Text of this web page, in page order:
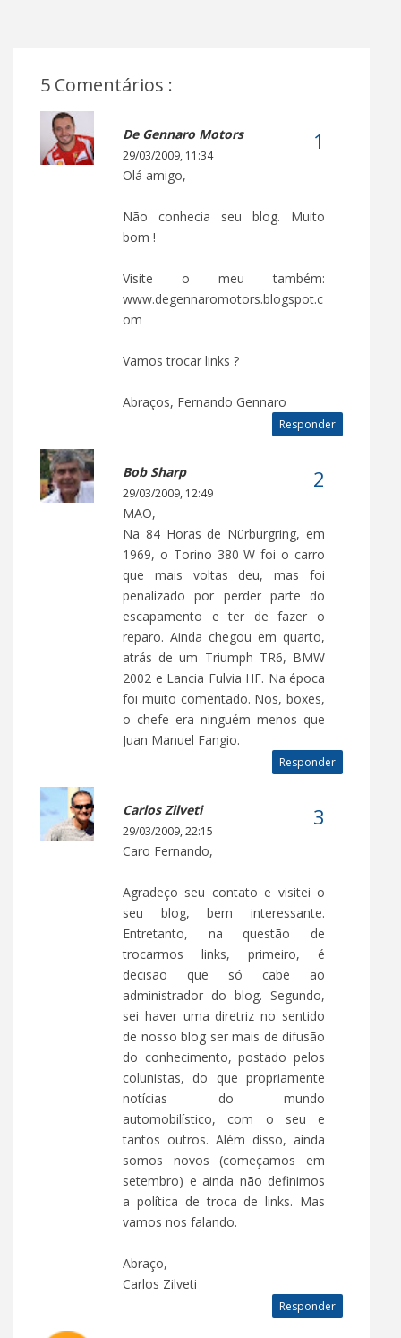
5 Comentários :
De Gennaro Motors
29/03/2009, 11:34
Olá amigo,
Não conhecia seu blog. Muito
bom !
Visite o meu também:
www.degennaromotors.blogspot.c
om
Vamos trocar links ?
Abraços, Fernando Gennaro
Responder
Bob Sharp
29/03/2009, 12:49
MAO,
Na 84 Horas de Nürburgring, em
1969, o Torino 380 W foi o carro
que mais voltas deu, mas foi
penalizado por perder parte do
escapamento e ter de fazer o
reparo. Ainda chegou em quarto,
atrás de um Triumph TR6, BMW
2002 e Lancia Fulvia HF. Na época
foi muito comentado. Nos, boxes,
o chefe era ninguém menos que
Juan Manuel Fangio.
Responder
Carlos Zilveti
29/03/2009, 22:15
Caro Fernando,
Agradeço seu contato e visitei o
seu blog, bem interessante.
Entretanto, na questão de
trocarmos links, primeiro, é
decisão que só cabe ao
administrador do blog. Segundo,
sei haver uma diretriz no sentido
de nosso blog ser mais de difusão
do conhecimento, postado pelos
colunistas, do que propriamente
notícias do mundo
automobilístico, com o seu e
tantos outros. Além disso, ainda
somos novos (começamos em
setembro) e ainda não definimos
a política de troca de links. Mas
vamos nos falando.
Abraço,
Carlos Zilveti
Responder